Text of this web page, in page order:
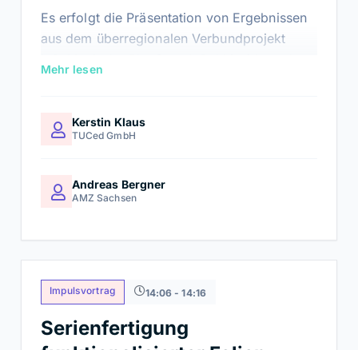
Es erfolgt die Präsentation von Ergebnissen
aus dem überregionalen Verbundprojekt
Aufbau des Arbeitskreises
Kunststoffspritzguss als Informations-,
Mehr lesen
Kerstin Klaus
TUCed GmbH
Andreas Bergner
AMZ Sachsen
Impulsvortrag 14:06 - 14:16
Serienfertigung